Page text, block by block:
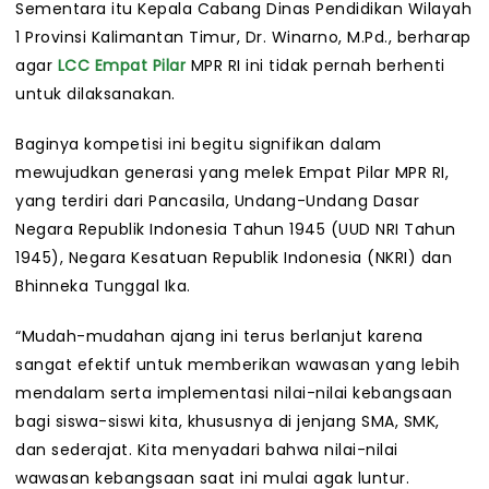
Sementara itu Kepala Cabang Dinas Pendidikan Wilayah
1 Provinsi Kalimantan Timur, Dr. Winarno, M.Pd., berharap
agar LCC Empat Pilar MPR RI ini tidak pernah berhenti
untuk dilaksanakan.
Baginya kompetisi ini begitu signifikan dalam
mewujudkan generasi yang melek Empat Pilar MPR RI,
yang terdiri dari Pancasila, Undang-Undang Dasar
Negara Republik Indonesia Tahun 1945 (UUD NRI Tahun
1945), Negara Kesatuan Republik Indonesia (NKRI) dan
Bhinneka Tunggal Ika.
“Mudah-mudahan ajang ini terus berlanjut karena
sangat efektif untuk memberikan wawasan yang lebih
mendalam serta implementasi nilai-nilai kebangsaan
bagi siswa-siswi kita, khususnya di jenjang SMA, SMK,
dan sederajat. Kita menyadari bahwa nilai-nilai
wawasan kebangsaan saat ini mulai agak luntur.